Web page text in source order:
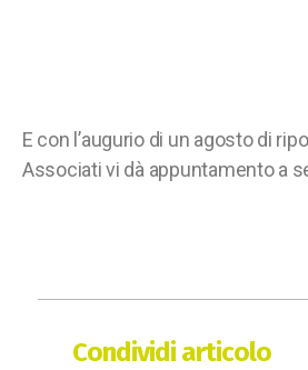
E con l’augurio di un agosto di
Associati vi dà appuntamento a
Condividi articolo